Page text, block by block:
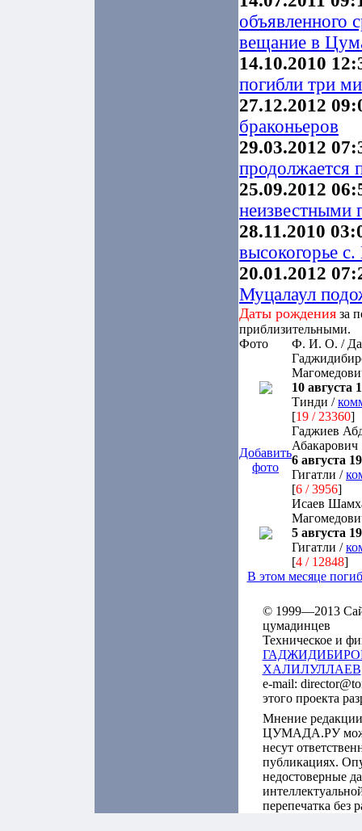
объявленного
вещание в
14.10.2010
погибли три
27.12.2012
браконьеров
29.03.2012
продолжается
25.09.2012
неизвестными
28.11.2010
высокогорье
20.01.2012
Муцалаул
Даты рождения за
приблизительными.
Фото
Ф. И. О. /
10 августа
Тинди /
[19 / 23360]
Добавить
фото
Гаджиев
Абакарович
6 августа
Гигатли /
[6 / 3956]
Исаев
5 августа
Гигатли /
[4 / 12848]
В этом месяце
© 1999—2013
цумадинцев
Техническое и
ХАЛИЛУЛЛАЕВ
e-mail:
этого проекта
Мнение
ЦУМАДА.РУ
несут
публикациях.
недостоверные
перепечатка без